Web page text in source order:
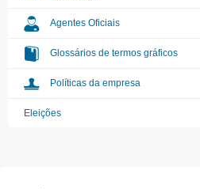
Agentes Oficiais
Glossários de termos gráficos
Políticas da empresa
Eleições